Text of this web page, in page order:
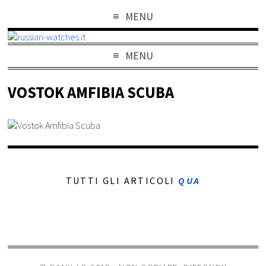
MENU
MENU
VOSTOK AMFIBIA SCUBA
TUTTI GLI ARTICOLI QUA